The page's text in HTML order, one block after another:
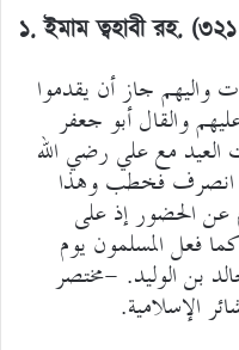
১. ইমাম ত্বহাবী রহ.
جاز أن يقدموا
والقال أبو جعفر
مع علي رضي الله
انصرف فخطب وهذا
الحضور إذ على
فعل المسلمون يوم
بن الوليد. -مختصر